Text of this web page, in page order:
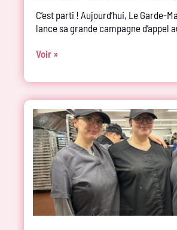
C’est parti ! Aujourd’hui, Le Garde-
lance sa grande campagne d’appel
Voir »